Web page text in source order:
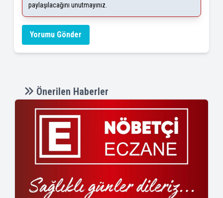
paylaşılacağını unutmayınız.
Yorumu Gönder
Önerilen Haberler